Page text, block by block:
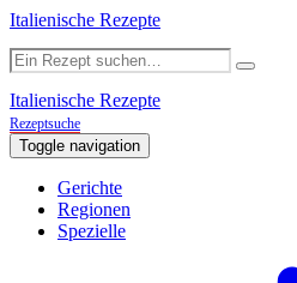
Italienische Rezepte
Italienische Rezepte
Rezeptsuche
Toggle navigation
Gerichte
Regionen
Spezielle